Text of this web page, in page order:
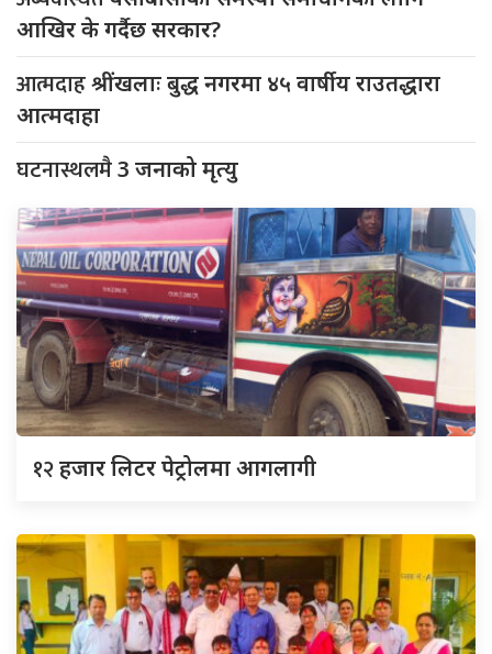
आखिर के गर्दैछ सरकार?
आत्मदाहश्रींखलाः बुद्ध नगरमा ४५ वार्षीय राउतद्धारा
आत्मदाहा
घटनास्थलमै3 जनाको मृत्यु
१२हजार लिटर पेट्रोलमा आगलागी